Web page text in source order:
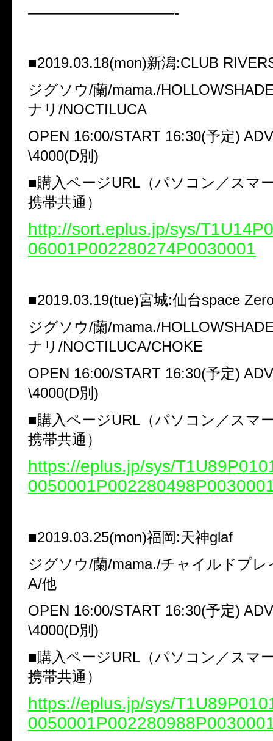
——————————-
■2019.03.18(mon)新潟:CLUB
ジグソウ/蘭/mama./
ナリ/NOCTILUCA
OPEN 16:00/START 16:30(予定)
\4000(D別)
■購入ページURL（パソコン／スマ
携帯共通）
http://sort.eplus.jp/sys/
06001P002280274P0030001
■2019.03.19(tue)宮城:仙台space
ジグソウ/蘭/mama./
ナリ/NOCTILUCA/CHOKE
OPEN 16:00/START 16:30(予定)
\4000(D別)
■購入ページURL（パソコン／スマ
携帯共通）
https://eplus.jp/sys/
■2019.03.25(mon)福岡:天神glaf
ジグソウ/蘭/mama./チャイルドプレ
A/他
OPEN 16:00/START 16:30(予定)
\4000(D別)
■購入ページURL（パソコン／スマ
携帯共通）
https://eplus.jp/sys/